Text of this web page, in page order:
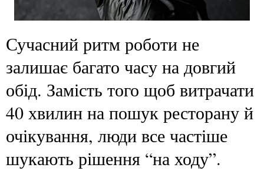
Сучасний ритм роботи не
залишає багато часу на довгий
обід. Замість того щоб витрачати
40 хвилин на пошук ресторану й
очікування, люди все частіше
шукають рішення “на ходу”.